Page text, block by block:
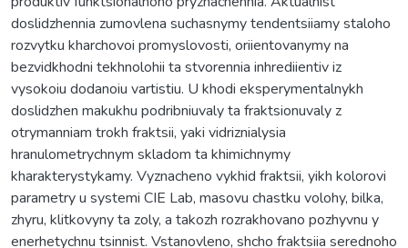
doslidzhennia zumovlena suchasnymy tendentsiiamy staloho
rozvytku kharchovoi promyslovosti, oriientovanymy na
bezvidkhodni tekhnolohii ta stvorennia inhrediientiv iz
vysokoiu dodanoiu vartistiu. U khodi eksperymentalnykh
doslidzhen makukhu podribniuvaly ta fraktsionuvaly z
otrymanniam trokh fraktsii, yaki vidriznialysia
hranulometrychnym skladom ta khimichnymy
kharakterystykamy. Vyznacheno vykhid fraktsii, yikh kolorovi
parametry u systemi CIE Lab, masovu chastku volohy, bilka,
zhyru, klitkovyny ta zoly, a takozh rozrakhovano pozhyvnu y
enerhetychnu tsinnist. Vstanovleno, shcho fraktsiia serednoho